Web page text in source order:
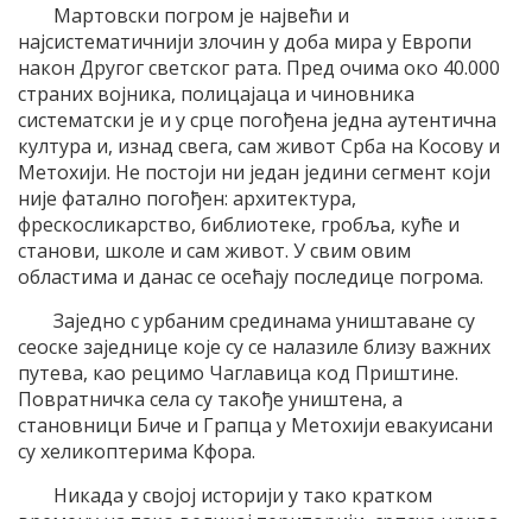
Мартовски погром је највећи и
најсистематичнији злочин у доба мира у Европи
након Другог светског рата. Пред очима око 40.000
страних војника, полицајаца и чиновника
систематски је и у срце погођена једна аутентична
култура и, изнад свега, сам живот Срба на Косову и
Метохији. Не постоји ни један једини сегмент који
није фатално погођен: архитектура,
фрескосликарство, библиотеке, гробља, куће и
станови, школе и сам живот. У свим овим
областима и данас се осећају последице погрома.
Заједно с урбаним срединама уништаване су
сеоске заједнице које су се налазиле близу важних
путева, као рецимо Чаглавица код Приштине.
Повратничка села су такође уништена, а
становници Биче и Грапца у Метохији евакуисани
су хеликоптерима Кфора.
Никада у својој историји у тако кратком